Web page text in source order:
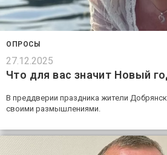
ОПРОСЫ
27.12.2025
Что для вас значит Новый
В преддверии праздника жители
своими размышлениями.